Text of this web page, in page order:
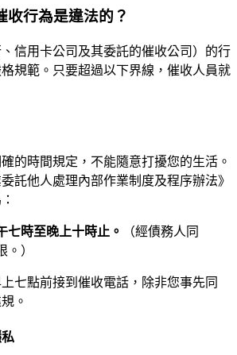
收行為是違法的？
信用卡公司及其委託的催收公司）的行
規範。只要超過以下界線，催收人員就
的時間規定，不能隨意打擾您的生活。
託他人處理內部作業制度及程序辦法》
七時至晚上十時止。
（經債務人同
。）
七點前接到催收電話，除非您事先同
。